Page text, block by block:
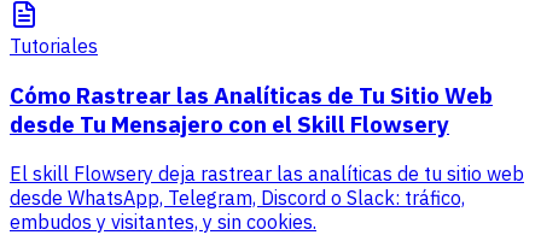
Tutoriales
Cómo Rastrear las Analíticas de Tu Sitio Web
desde Tu Mensajero con el Skill Flowsery
El skill Flowsery deja rastrear las analíticas de tu sitio web
desde WhatsApp, Telegram, Discord o Slack: tráfico,
embudos y visitantes, y sin cookies.